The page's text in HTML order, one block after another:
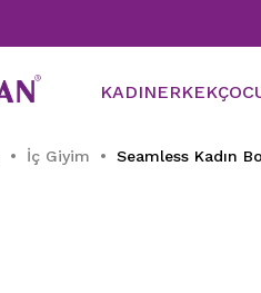
KADINERKEK
İç Giyim Seamless Kadın